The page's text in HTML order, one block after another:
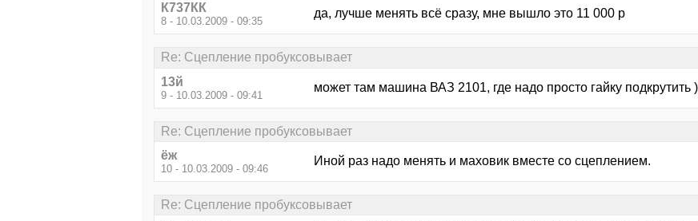
К737КК
8 - 10.03.2009 - 09:35
да, лучше менять всё сразу, мне вышло это 11 000 р
Re: Сцепление пробуксовывает
13й
9 - 10.03.2009 - 09:41
может там машина ВАЗ 2101, где надо просто гайку подкрутить
Re: Сцепление пробуксовывает
ёж
10 - 10.03.2009 - 09:46
Иной раз надо менять и маховик вместе со сцеплением.
Re: Сцепление пробуксовывает